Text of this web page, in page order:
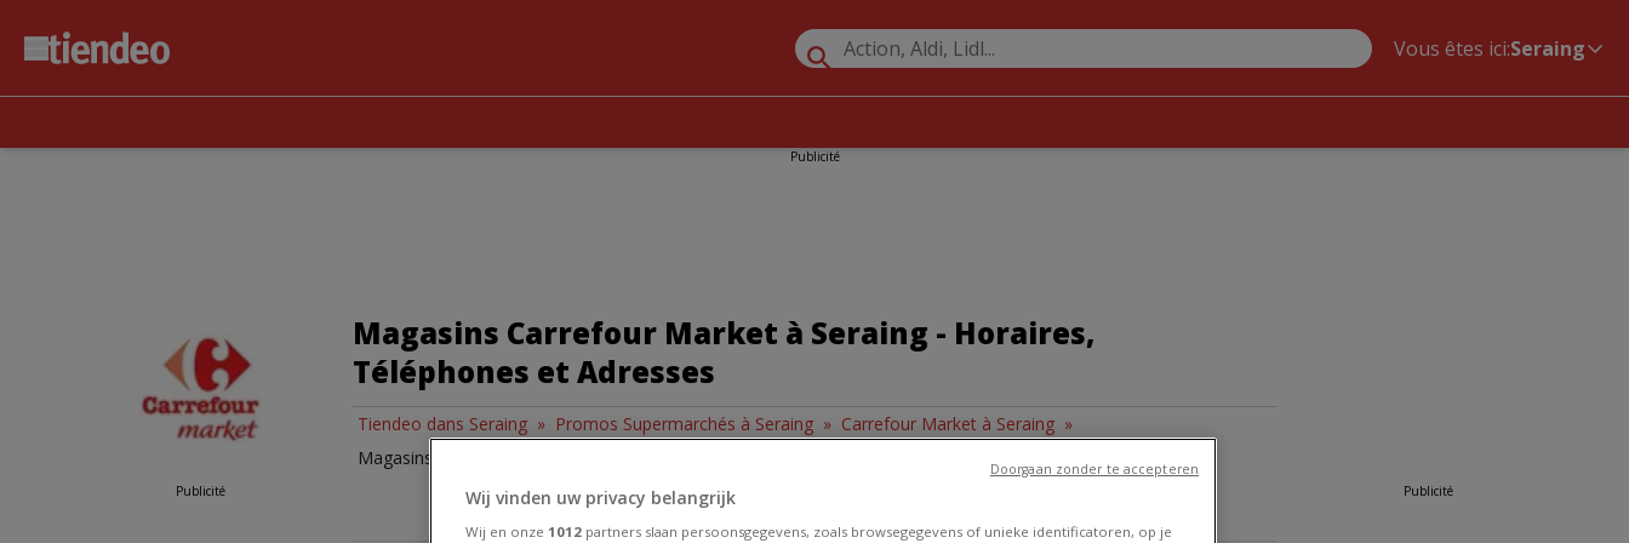
Vous êtes ici:Seraing
Publicité
Magasins Carrefour Market à Seraing - Horaires,
Téléphones et Adresses
Tiendeo dans Seraing » Promos Supermarchés à Seraing » Carrefour Market à Seraing »
Magasins de Carrefour Market à Seraing
Publicité Publicité
Wij vinden uw privacy belangrijk
Wij en onze 1012 partners slaan persoonsgegevens, zoals browsegegevens of unieke identificatoren, op je
Doorgaan zonder te accepteren